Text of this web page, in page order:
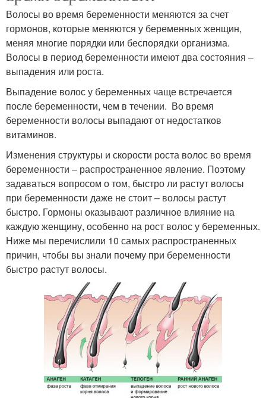
Волосы во время беременности меняются за счет
гормонов, которые меняются у беременных женщин,
меняя многие порядки или беспорядки организма.
Волосы в период беременности имеют два состояния –
выпадения или роста.
Выпадение волос у беременных чаще встречается
после беременности, чем в течении. Во время
беременности волосы выпадают от недостатков
витаминов.
Изменения структуры и скорости роста волос во время
беременности – распространенное явление. Поэтому
задаваться вопросом о том, быстро ли растут волосы
при беременности даже не стоит – волосы растут
быстро. Гормоны оказывают различное влияние на
каждую женщину, особенно на рост волос у беременных.
Ниже мы перечислили 10 самых распространенных
причин, чтобы вы знали почему при беременности
быстро растут волосы.